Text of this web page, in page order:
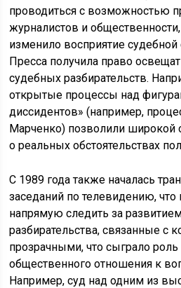
проводиться с возможностью
журналистов и
изменило восприятие
Пресса получила право
судебных разбирательств.
открытые процессы над
диссидентов» (например,
Марченко) позволили широкой
о реальных обстоятельствах
С 1989 года также началась
заседаний по телевидению,
напрямую следить за
разбирательства, связанные с
прозрачными, что сыграло
общественного отношения к
Например, суд над одним из